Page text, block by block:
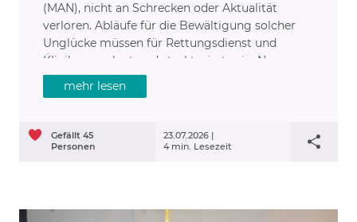
(MAN), nicht an Schrecken oder Aktualität
verloren. Abläufe für die Bewältigung solcher
Unglücke müssen für Rettungsdienst und
Kliniken geplant und strukturiert sein. Nur so
kann sichergestellt werden, dass alle Patienten
die benötigte Behandlung erhalten.
mehr lesen
23.07.2026 |
4 min. Lesezeit
Gefällt 45
Personen